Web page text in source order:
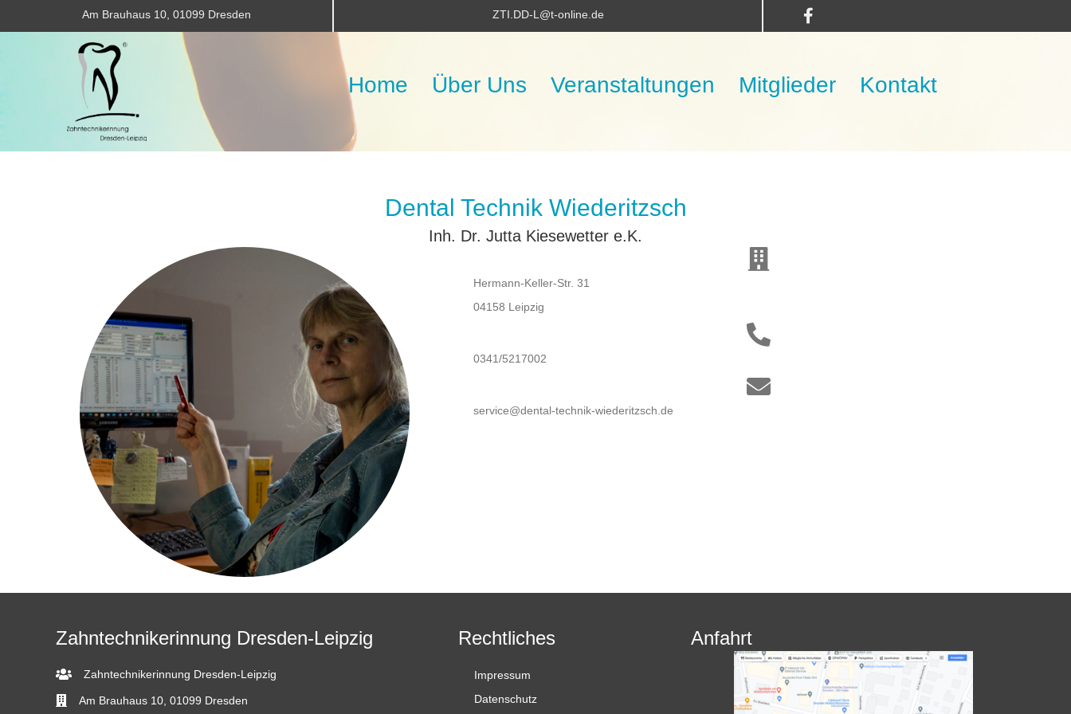
Am Brauhaus 10, 01099 Dresden ZTI.DD-L@t-online.de
Home Über Uns Veranstaltungen Mitglieder Kontakt
Dental Technik Wiederitzsch
Inh. Dr. Jutta Kiesewetter e.K.
Hermann-Keller-Str. 31
04158 Leipzig
0341/5217002
service@dental-technik-wiederitzsch.de
Zahntechnikerinnung Dresden-Leipzig
Zahntechnikerinnung Dresden-Leipzig
Am Brauhaus 10, 01099 Dresden
Rechtliches
Impressum
Datenschutz
Anfahrt